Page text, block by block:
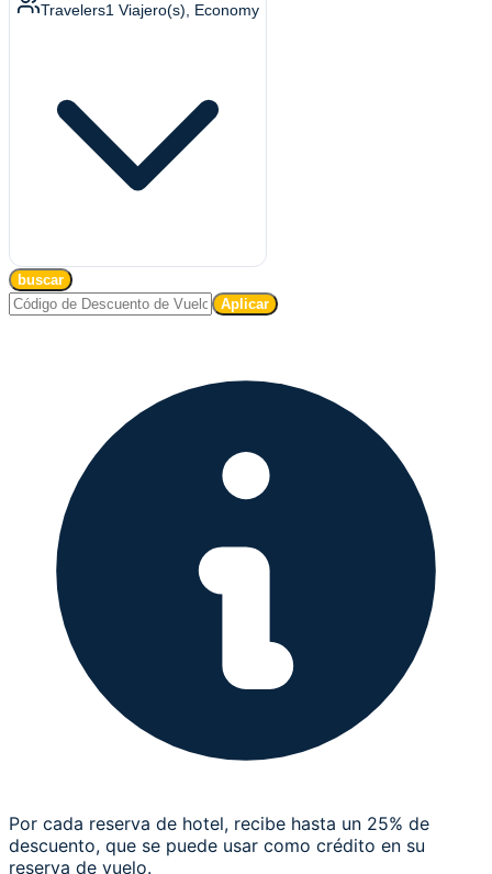
Travelers1 Viajero(s) , Economy
buscar
Aplicar
Por cada reserva de hotel, recibe hasta un 25% de
descuento, que se puede usar como crédito en su
reserva de vuelo.